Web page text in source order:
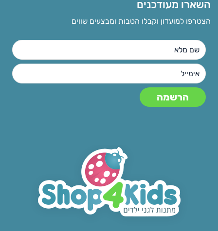
השארו מעודכנים
הצטרפו למועדון וקבלו הטבות ומבצעים שווים